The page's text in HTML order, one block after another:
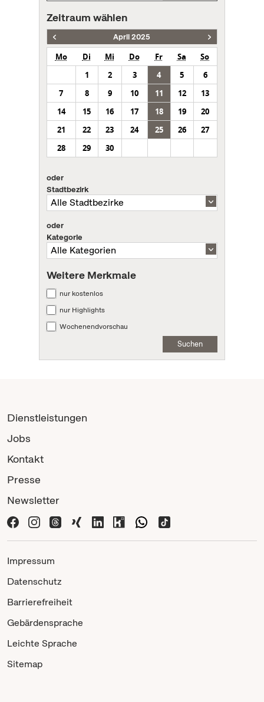
Zeitraum wählen
April 2025
Mo Di Mi Do Fr Sa
So
1
2 3 4 5
6
7
8 9 10 11 12
13
14
15 16 17 18 19
20
21
22 23 24 25 26
27
28
29 30
oder
Stadtbezirk
oder
Kategorie
Weitere Merkmale
nur kostenlos
nur Highlights
Wochenendvorschau
Suchen
Dienstleistungen
Jobs
Kontakt
Presse
Newsletter
Impressum
Datenschutz
Barrierefreiheit
Gebärdensprache
Leichte Sprache
Sitemap